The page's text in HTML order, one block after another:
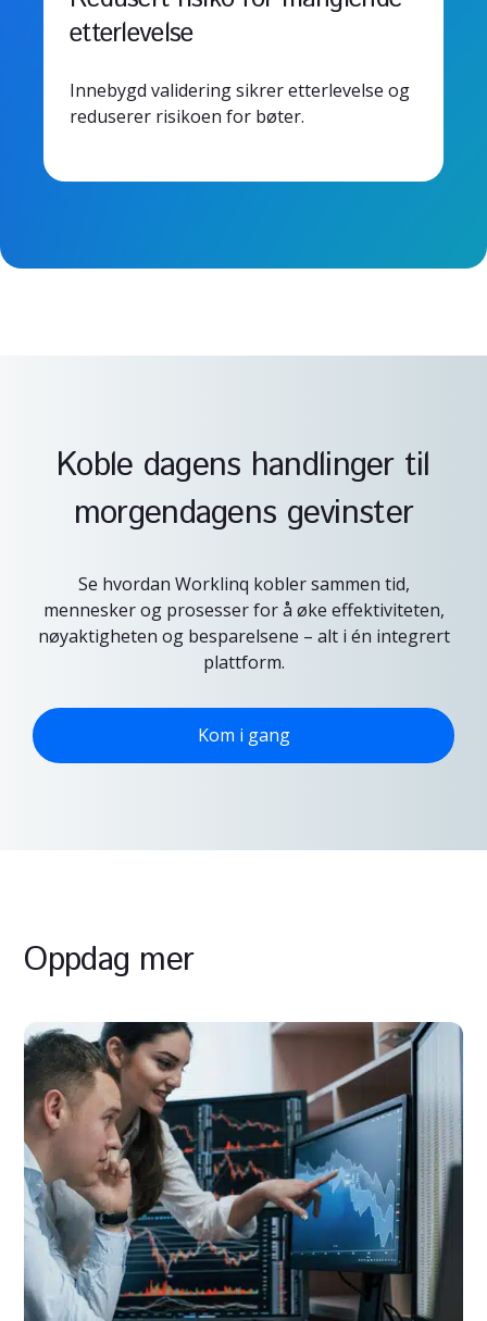
etterlevelse
Innebygd validering sikrer etterlevelse og
reduserer risikoen for bøter.
Koble dagens handlinger til
morgendagens gevinster
Se hvordan Worklinq kobler sammen tid,
mennesker og prosesser for å øke effektiviteten,
nøyaktigheten og besparelsene – alt i én integrert
plattform.
Kom i gang
Oppdag mer